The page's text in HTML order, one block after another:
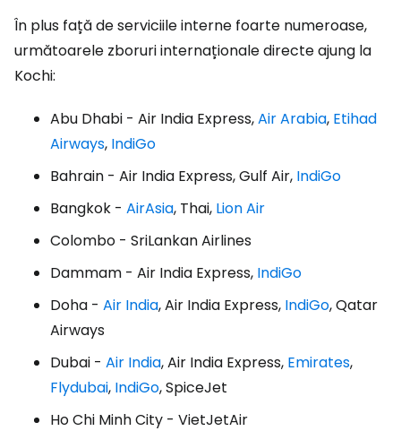
În plus față de serviciile interne foarte numeroase,
următoarele zboruri internaționale directe ajung la
Kochi:
Abu Dhabi - Air India Express,Air Arabia, Etihad
Airways, IndiGo
Bahrain - Air India Express, Gulf Air, IndiGo
Bangkok - AirAsia, Thai, Lion Air
Colombo - SriLankan Airlines
Dammam - Air India Express, IndiGo
Doha - Air India, Air India Express, IndiGo, Qatar
Airways
Dubai - Air India, Air India Express, Emirates,
Flydubai, IndiGo, SpiceJet
Ho Chi Minh City - VietJetAir